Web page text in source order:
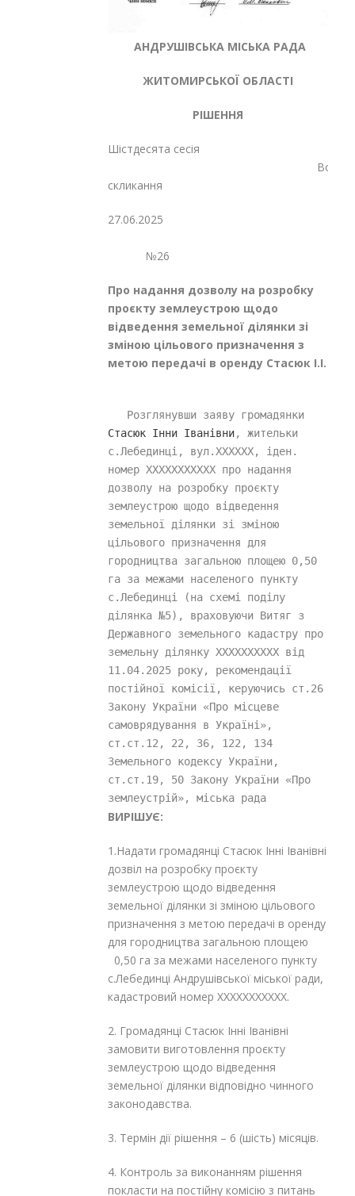
АНДРУШІВСЬКА МІСЬКА РАДА
ЖИТОМИРСЬКОЇ ОБЛАСТІ
РІШЕННЯ
Шістдесята сесія
скликання
27.06.2025
№26
Про надання дозволу на розробку
проєкту землеустрою щодо
відведення земельної ділянки зі
зміною цільового призначення з
метою передачі в оренду Стасюк І.І.
Стасюк Інни Іванівни, жительки
с.Лебединці, вул.XXXXXX, іден.
номер XXXXXXXXXXX про надання
дозволу на розробку проєкту
землеустрою щодо відведення
земельної ділянки зі зміною
цільового призначення для
городництва загальною площею 0,50
га за межами населеного пункту
с.Лебединці (на схемі поділу
ділянка №5), враховуючи Витяг з
Державного земельного кадастру про
земельну ділянку XXXXXXXXXX від
11.04.2025 року, рекомендації
постійної комісії, керуючись ст.26
Закону України «Про місцеве
самоврядування в Україні»,
ст.ст.12, 22, 36, 122, 134
Земельного кодексу України,
ст.ст.19, 50 Закону України «Про
землеустрій», міська рада
ВИРІШУЄ:
1.Надати громадянці Стасюк Інні Іванівні
дозвіл на розробку проєкту
землеустрою щодо відведення
земельної ділянки зі зміною цільового
призначення з метою передачі в оренду
для городництва загальною площею
0,50 га за межами населеного пункту
с.Лебединці Андрушівської міської ради,
кадастровий номер XXXXXXXXXXX.
2. Громадянці Стасюк Інні Іванівні
замовити виготовлення проєкту
землеустрою щодо відведення
земельної ділянки відповідно чинного
законодавства.
3. Термін дії рішення – 6 (шість) місяців.
4. Контроль за виконанням рішення
покласти на постійну комісію з питань